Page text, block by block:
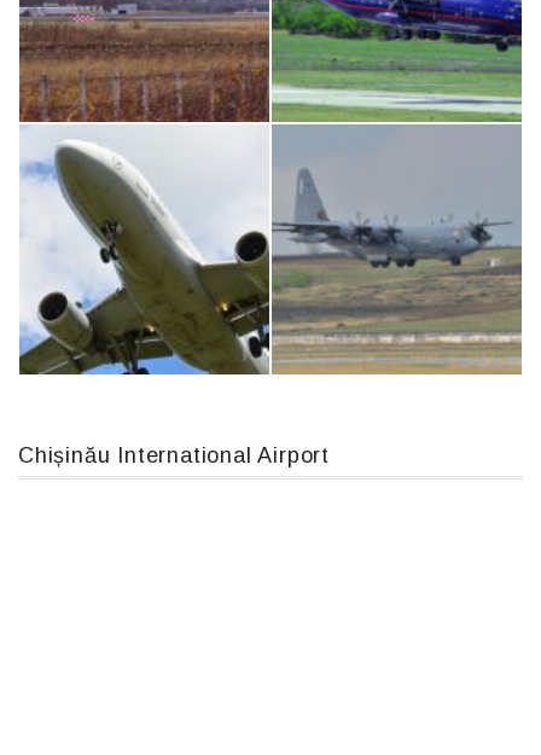
Boeing 737 MAX 8, TC-LCC An124, RA-82013
IL76, RA-78844 An12, UR-CGV
Chișinău International Airport